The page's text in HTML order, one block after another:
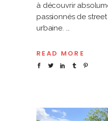
à découvrir
passionnés de
urbaine.
READ MORE